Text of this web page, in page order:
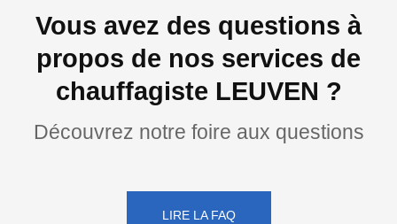
Vous avez des questions à
propos de nos services de
chauffagiste LEUVEN ?
Découvrez notre foire aux questions
LIRE LA FAQ